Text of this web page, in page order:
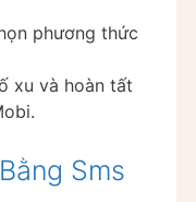
phương thức
xu và hoàn tất
Sms